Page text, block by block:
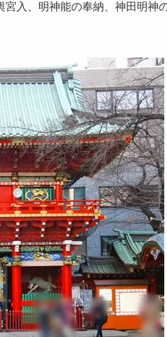
入、明神能の奉納、神田明神